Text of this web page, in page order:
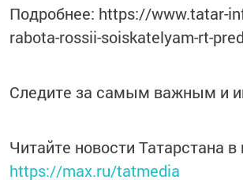
Подробнее: https://www.tatar-
rabota-rossii-soiskatelyam-rt-
Следите за самым важным и
Читайте новости Татарстана
https://max.ru/tatmedia